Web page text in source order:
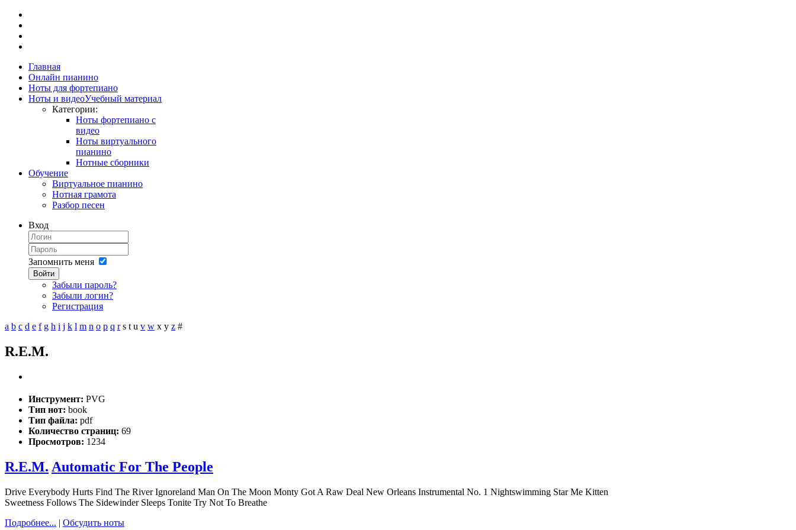
Главная
Онлайн пианино
Ноты для фортепиано
Ноты и видеоУчебный материал
Категории:
Ноты фортепиано с
видео
Ноты виртуального
пианино
Нотные сборники
Обучение
Виртуальное пианино
Нотная грамота
Разбор песен
Вход
Запомнить меня
Войти
Забыли пароль?
Забыли логин?
Регистрация
a b c d e f g h i j k l m n o p q r s t u v w x y z #
R.E.M.
Инструмент: PVG
Тип нот: book
Тип файла: pdf
Количество страниц: 69
Просмотров: 1234
R.E.M. Automatic For The People
Drive Everybody Hurts Find The River Ignoreland Man On The Moon Monty Got A Raw Deal New Orleans Instrumental No. 1 Nightswimming Star Me Kitten
Sweetness Follows The Sidewinder Sleeps Tonite Try Not To Breathe
Подробнее... | Обсудить ноты